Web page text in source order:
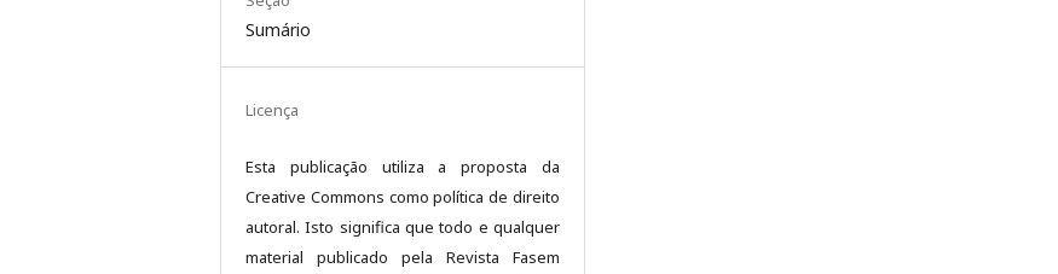
Sumário
Licença
Esta publicação utiliza a proposta da
Creative Commons como política de direito
autoral. Isto significa que todo e qualquer
material publicado pela Revista Fasem